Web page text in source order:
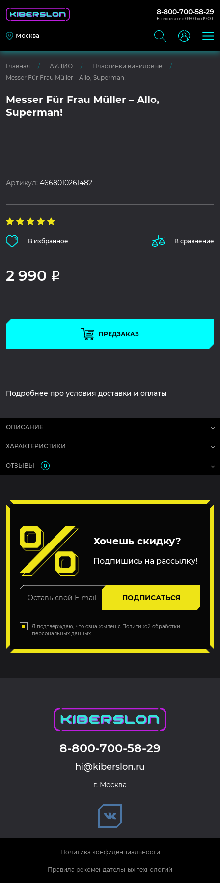
8-800-700-58-29
Ежедневно: с 09:00 до 19:00
Москва
Главная АУДИО
Пластинки виниловые
Messer Für Frau Müller – Allo, Superman!
Messer Für Frau Müller – Allo,
Superman!
Артикул:4668010261482
В избранное В сравнение
2 990 Р
ПРЕДЗАКАЗ
Подробнее про условия доставки и оплаты
ОПИСАНИЕ
ХАРАКТЕРИСТИКИ
ОТЗЫВЫ 0
Хочешь скидку?
Подпишись на рассылку!
ПОДПИСАТЬСЯ
Я подтверждаю, что ознакомлен с Политикой обработки
персональных данных
8-800-700-58-29
hi@kiberslon.ru
г. Москва
Политика конфиденциальности
Правила рекомендательных технологий